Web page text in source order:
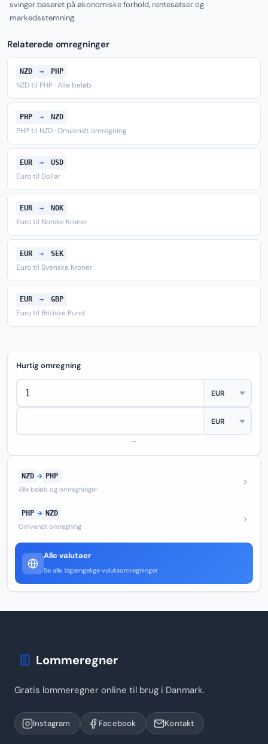
svinger baseret på økonomiske forhold, rentesatser og
markedsstemning.
Relaterede omregninger
NZD → PHP
NZD til PHP · Alle beløb
PHP → NZD
PHP til NZD · Omvendt omregning
EUR → USD
Euro til Dollar
EUR → NOK
Euro til Norske Kroner
EUR → SEK
Euro til Svenske Kroner
EUR → GBP
Euro til Britiske Pund
Hurtig omregning
—
NZD → PHP
Alle beløb og omregninger
PHP → NZD
Omvendt omregning
Alle valutaer
Se alle tilgængelige valutaomregninger
Lommeregner
Gratis lommeregner online til brug i Danmark.
Instagram Facebook Kontakt